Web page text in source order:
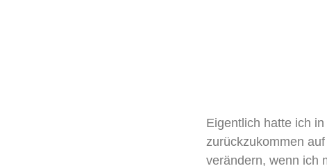
Eigentlich hatte ich
zurückzukommen
verändern, wenn ich